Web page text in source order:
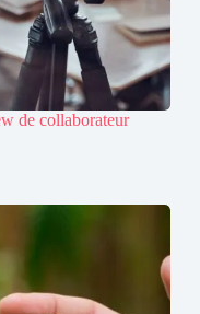
de collaborateur